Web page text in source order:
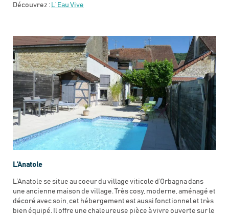
Découvrez : L’ Eau Vive
L’Anatole
L’Anatole se situe au coeur du village viticole d’Orbagna dans
une ancienne maison de village. Très cosy, moderne, aménagé et
décoré avec soin, cet hébergement est aussi fonctionnel et très
bien équipé. Il offre une chaleureuse pièce à vivre ouverte sur le